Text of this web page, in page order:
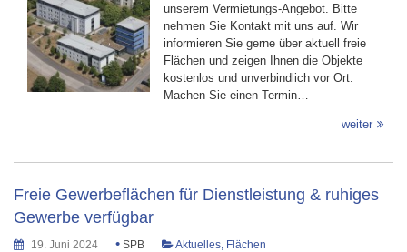
unserem Vermietungs-Angebot. Bitte
nehmen Sie Kontakt mit uns auf. Wir
informieren Sie gerne über aktuell freie
Flächen und zeigen Ihnen die Objekte
kostenlos und unverbindlich vor Ort.
Machen Sie einen Termin…
weiter
Freie Gewerbeflächen für Dienstleistung & ruhiges
Gewerbe verfügbar
19. Juni 2024 • SPB Aktuelles Flächen